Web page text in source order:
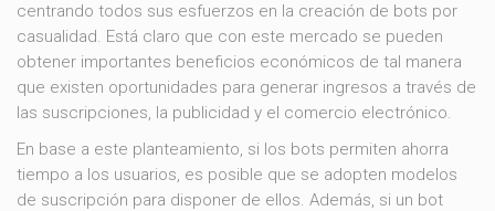
centrando todos sus esfuerzos en la creación de bots por
casualidad. Está claro que con este mercado se pueden
obtener importantes beneficios económicos de tal manera
que existen oportunidades para generar ingresos a través de
las suscripciones, la publicidad y el comercio electrónico.
En base a este planteamiento, si los bots permiten ahorra
tiempo a los usuarios, es posible que se adopten modelos
de suscripción para disponer de ellos. Además, si un bot